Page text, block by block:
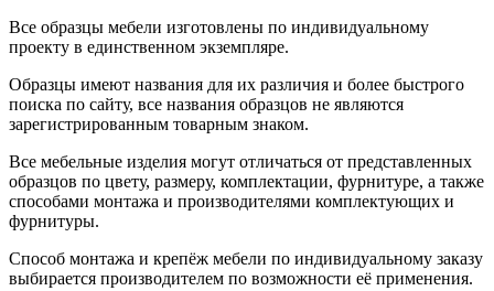
Все образцы мебели изготовлены по индивидуальному
проекту в единственном экземпляре.
Образцы имеют названия для их различия и более быстрого
поиска по сайту, все названия образцов не являются
зарегистрированным товарным знаком.
Все мебельные изделия могут отличаться от представленных
образцов по цвету, размеру, комплектации, фурнитуре, а также
способами монтажа и производителями комплектующих и
фурнитуры.
Способ монтажа и крепёж мебели по индивидуальному заказу
выбирается производителем по возможности её применения.